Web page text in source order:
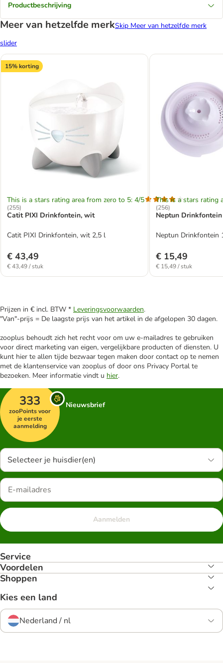
Productbeschrijving
Meer van hetzelfde merkSkip Meer van hetzelfde merk
slider
15% korting
This is a stars rating area from zero to 5: 4/5
(255)
Catit PIXI Drinkfontein, wit
Catit PIXI Drinkfontein, wit 2,5 l
€ 43,49
€ 43,49 / stuk
This is a stars rating
(256)
Neptun Drinkfontein
Neptun Drinkfontein
€ 15,49
€ 15,49 / stuk
Prijzen in € incl. BTW * Leveringsvoorwaarden.
"Van"-prijs = De laagste prijs van het artikel in de afgelopen 30 dagen.
zooplus behoudt zich het recht voor om uw e-mailadres te gebruiken
voor direct marketing van eigen, vergelijkbare producten of diensten. U
kunt hier te allen tijde bezwaar tegen maken door contact op te nemen
met de klantenservice van zooplus of door ons Privacy Portal te
bezoeken. Meer informatie vindt u hier.
333
zooPoints voor
je eerste
aanmelding
Nieuwsbrief
Selecteer je huisdier(en)
Aanmelden
Service
Voordelen
Shoppen
Kies een land
Nederland / nl